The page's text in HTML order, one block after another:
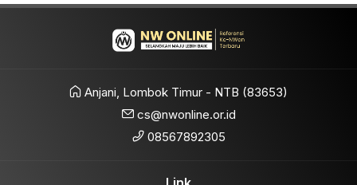
Anjani, Lombok Timur - NTB (83653)
cs@nwonline.or.id
08567892305